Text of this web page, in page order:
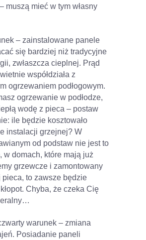
muszą mieć w tym własny
– zainstalowane panele
się bardziej niż tradycyjne
zwłaszcza cieplnej. Prąd
współdziała z
ogrzewaniem podłogowym.
ogrzewanie w podłodze,
wodę z pieca – postaw
ile będzie kosztowało
instalacji grzejnej? W
od podstaw nie jest to
w domach, które mają już
grzewcze i zamontowany
pieca, to zawsze będzie
Chyba, że czeka Cię
warunek – zmiana
Posiadanie paneli